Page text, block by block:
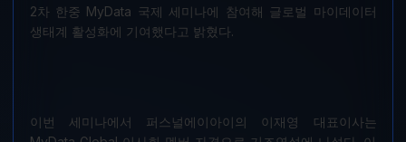
2차 한중 MyData 국제 세미나에 참여해 글로벌 마이데이터
생태계 활성화에 기여했다고 밝혔다.
이번 세미나에서 퍼스널에이아이의 이재영 대표이사는